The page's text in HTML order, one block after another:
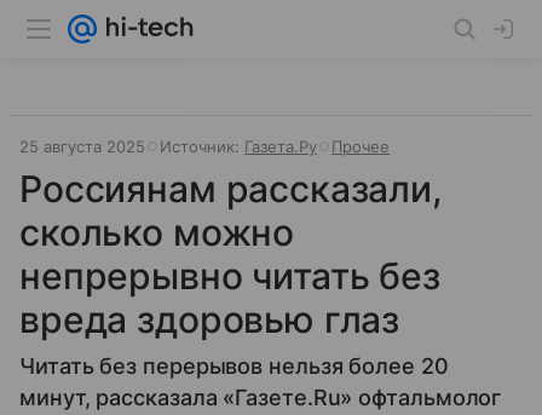
25 августа 2025 Источник: Газета.Ру Прочее
Россиянам рассказали,
сколько можно
непрерывно читать без
вреда здоровью глаз
Читать без перерывов нельзя более 20
минут, рассказала «Газете.Ru» офтальмолог